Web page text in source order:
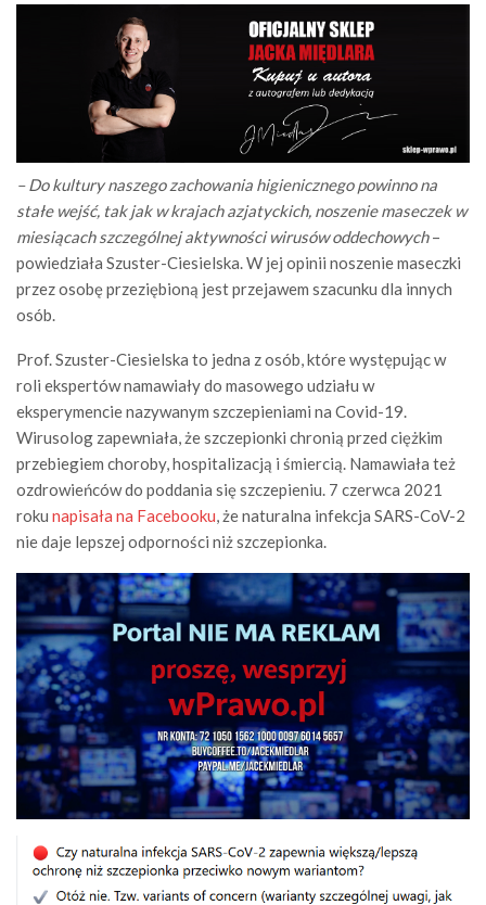
– Do kultury naszego zachowania higienicznego powinno na
stałe wejść, tak jak w krajach azjatyckich, noszenie maseczek w
miesiącach szczególnej aktywności wirusów oddechowych–
powiedziała Szuster-Ciesielska. W jej opinii noszenie maseczki
przez osobę przeziębioną jest przejawem szacunku dla innych
osób.
Prof. Szuster-Ciesielska to jedna z osób, które występując w
roli ekspertów namawiały do masowego udziału w
eksperymencie nazywanym szczepieniami na Covid-19.
Wirusolog zapewniała, że szczepionki chronią przed ciężkim
przebiegiem choroby, hospitalizacją i śmiercią. Namawiała też
ozdrowieńców do poddania się szczepieniu. 7 czerwca 2021
roku napisała na Facebooku, że naturalna infekcja SARS-CoV-2
nie daje lepszej odporności niż szczepionka.